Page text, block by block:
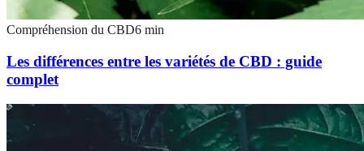
Compréhension du CBD6 min
Les différences entre les variétés de CBD : guide
complet